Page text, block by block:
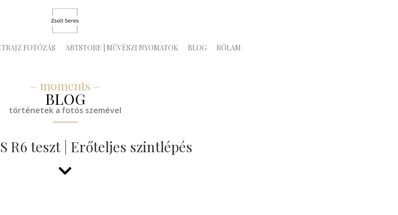
FOTÓZÁS ARTSTORE | MŰVÉSZI NYOMATOK BLOG RÓLAM
– moments –
BLOG
történetek a fotós szemével
R6 teszt | Erőteljes szintlépés